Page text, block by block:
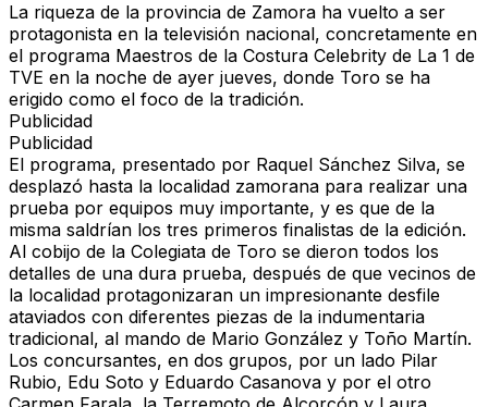
La riqueza de la provincia de Zamora ha vuelto a ser
protagonista en la televisión nacional, concretamente en
el programa Maestros de la Costura Celebrity de La 1 de
TVE en la noche de ayer jueves, donde Toro se ha
erigido como el foco de la tradición.
Publicidad
Publicidad
El programa, presentado por Raquel Sánchez Silva, se
desplazó hasta la localidad zamorana para realizar una
prueba por equipos muy importante, y es que de la
misma saldrían los tres primeros finalistas de la edición.
Al cobijo de la Colegiata de Toro se dieron todos los
detalles de una dura prueba, después de que vecinos de
la localidad protagonizaran un impresionante desfile
ataviados con diferentes piezas de la indumentaria
tradicional, al mando de Mario González y Toño Martín.
Los concursantes, en dos grupos, por un lado Pilar
Rubio, Edu Soto y Eduardo Casanova y por el otro